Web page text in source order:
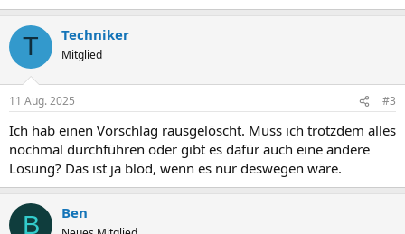
T Techniker
Mitglied
11 Aug. 2025 #3
Ich hab einen Vorschlag rausgelöscht. Muss ich trotzdem alles
nochmal durchführen oder gibt es dafür auch eine andere
Lösung? Das ist ja blöd, wenn es nur deswegen wäre.
B Ben